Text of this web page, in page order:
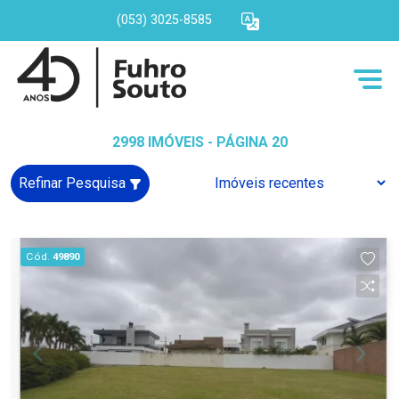
(053) 3025-8585
2998 IMÓVEIS - PÁGINA 20
Refinar Pesquisa
Cód. 49890